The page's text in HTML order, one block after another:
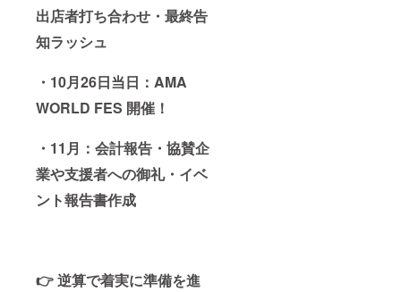
出店者打ち合わせ・最終告
知ラッシュ
・ 10月26日当日：AMA
WORLD FES 開催！
・ 11月：会計報告・協賛企
業や支援者への御礼・イベ
ント報告書作成
👉 逆算で着実に準備を進